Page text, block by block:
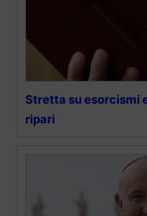
Stretta su esorcismi
ripari